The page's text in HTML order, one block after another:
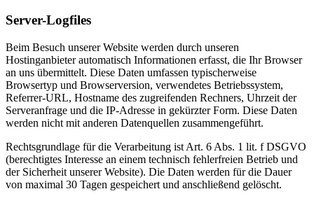
Server-Logfiles
Beim Besuch unserer Website werden durch unseren
Hostinganbieter automatisch Informationen erfasst, die Ihr Browser
an uns übermittelt. Diese Daten umfassen typischerweise
Browsertyp und Browserversion, verwendetes Betriebssystem,
Referrer-URL, Hostname des zugreifenden Rechners, Uhrzeit der
Serveranfrage und die IP-Adresse in gekürzter Form. Diese Daten
werden nicht mit anderen Datenquellen zusammengeführt.
Rechtsgrundlage für die Verarbeitung ist Art. 6 Abs. 1 lit. f DSGVO
(berechtigtes Interesse an einem technisch fehlerfreien Betrieb und
der Sicherheit unserer Website). Die Daten werden für die Dauer
von maximal 30 Tagen gespeichert und anschließend gelöscht.